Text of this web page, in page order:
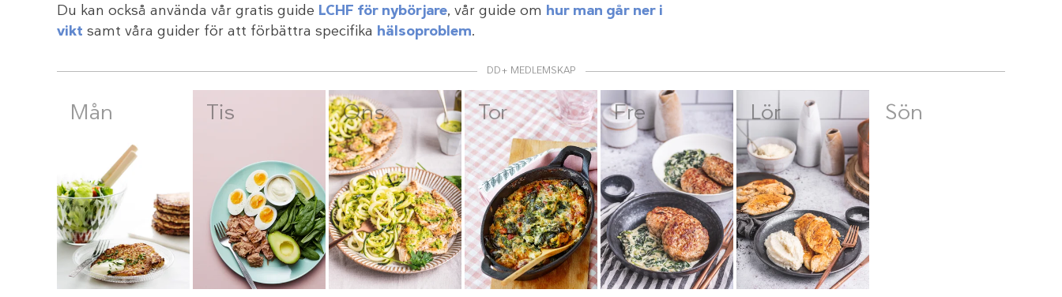
Du kan också använda vår gratis guide LCHF för nybörjare, vår guide om hur man går ner i
vikt samt våra guider för att förbättra specifika hälsoproblem.
DD+ MEDLEMSKAP
Mån Tis Ons Tor Fre Lör Sön